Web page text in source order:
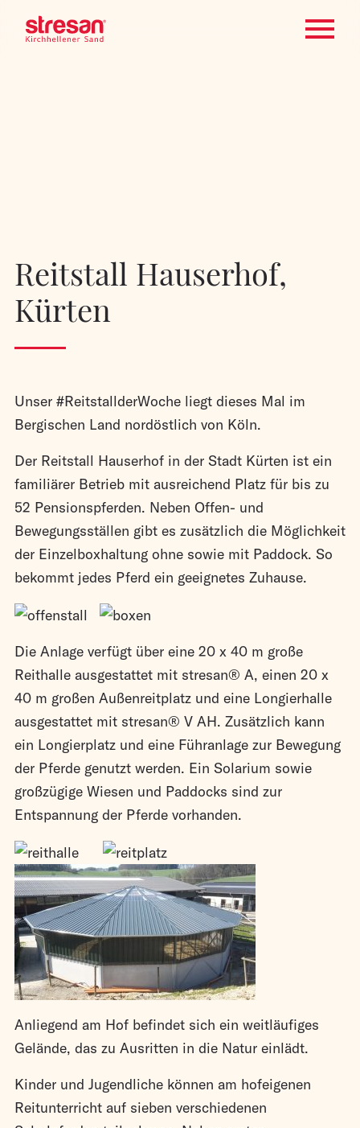
Reitstall Hauserhof,
Kürten
Unser #ReitstallderWoche liegt dieses Mal im
Bergischen Land nordöstlich von Köln.
Der Reitstall Hauserhof in der Stadt Kürten ist ein
familiärer Betrieb mit ausreichend Platz für bis zu
52 Pensionspferden. Neben Offen- und
Bewegungsställen gibt es zusätzlich die Möglichkeit
der Einzelboxhaltung ohne sowie mit Paddock. So
bekommt jedes Pferd ein geeignetes Zuhause.
Die Anlage verfügt über eine 20 x 40 m große
Reithalle ausgestattet mit stresan® A, einen 20 x
40 m großen Außenreitplatz und eine Longierhalle
ausgestattet mit stresan® V AH. Zusätzlich kann
ein Longierplatz und eine Führanlage zur Bewegung
der Pferde genutzt werden. Ein Solarium sowie
großzügige Wiesen und Paddocks sind zur
Entspannung der Pferde vorhanden.
Anliegend am Hof befindet sich ein weitläufiges
Gelände, das zu Ausritten in die Natur einlädt.
Kinder und Jugendliche können am hofeigenen
Reitunterricht auf sieben verschiedenen